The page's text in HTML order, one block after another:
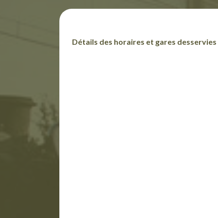
Détails des horaires et gares desservies